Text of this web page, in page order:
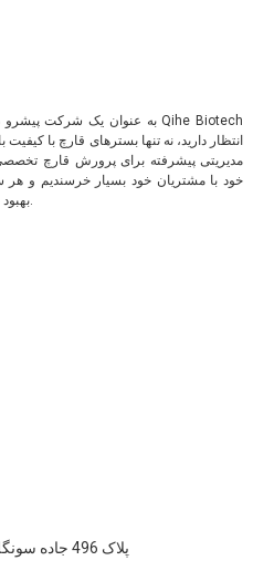
انتظار دارید، نه تنها بسترهای قارچ با
مدیریتی پیشرفته برای پرورش قارچ
خود با مشتریان خود بسیار خرسندیم و هر
بهبود شیوه های پرورش قارچ خود اعزام می کنیم.
پلاک 496